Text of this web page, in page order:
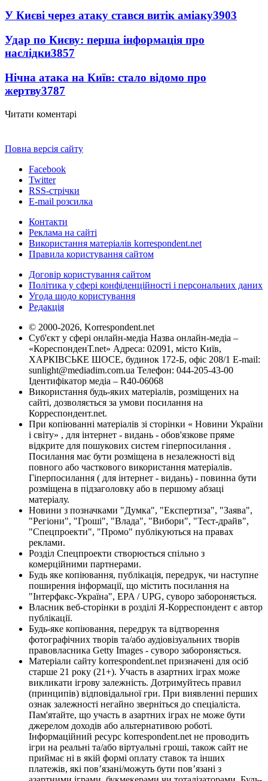
У Києві через атаку стався витік аміаку3903
Удар по Києву: перша інформація про
наслідки3857
Нічна атака на Київ: стало відомо про
жертву3787
Читати коментарі
Повна версія сайту
Facebook
Twitter
RSS-стрічки
E-mail розсилка
Контакти
Реклама на сайті
Використання матеріалів korrespondent.net
Правила користування сайтом
Договір користування сайтом
Політика у сфері конфіденційності і персональних даних
Угода щодо користування
Редакція
© 2000-2026, Korrespondent.net
Суб'єкт у сфері онлайн-медіа Назва онлайн-медіа –
«КореспонденТ.net» Адреса: 02091, місто Київ,
ХАРКІВСЬКЕ ШОСЕ, будинок 172-Б, офіс 208/1 E-mail:
sunlight@mediadim.com.ua Телефон: 044-205-43-00
Ідентифікатор медіа – R40-06068
Використання будь-яких матеріалів, розміщених на
сайті, дозволяється за умови посилання на
Корреспондент.net.
При копіюванні матеріалів зі сторінки « Новини України
і світу» , для інтернет - видань - обов'язкове пряме
відкрите для пошукових систем гіперпосилання .
Посилання має бути розміщена в незалежності від
повного або часткового використання матеріалів.
Гіперпосилання ( для інтернет - видань) - повинна бути
розміщена в підзаголовку або в першому абзаці
матеріалу.
Новини з позначками "Думка", "Експертиза", "Заява",
"Регіони", "Гроші", "Влада", "Вибори", "Тест-драйв",
"Спецпроекти", "Промо" публікуються на правах
реклами.
Розділ Спецпроекти створюється спільно з
комерційними партнерами.
Будь яке копіювання, публікація, передрук, чи наступне
поширення інформації, що містить посилання на
"Інтерфакс-Україна", EPA / UPG, суворо забороняється.
Власник веб-сторінки в розділі Я-Корреспондент є автор
публікації.
Будь-яке копіювання, передрук та відтворення
фотографічних творів та/або аудіовізуальних творів
правовласника Getty Images - суворо забороняється.
Матеріали сайту korrespondent.net призначені для осіб
старше 21 року (21+). Участь в азартних іграх може
викликати ігрову залежність. Дотримуйтесь правил
(принципів) відповідальної гри. При виявленні перших
ознак залежності негайно зверніться до спеціаліста.
Пам'ятайте, що участь в азартних іграх не може бути
джерелом доходів або альтернативою роботі.
Інформаційний ресурс korrespondent.net не проводить
ігри на реальні та/або віртуальні гроші, також сайт не
приймає ні в якій формі оплату ставок та інших
платежів, які пов’язані/можуть бути пов’язані з